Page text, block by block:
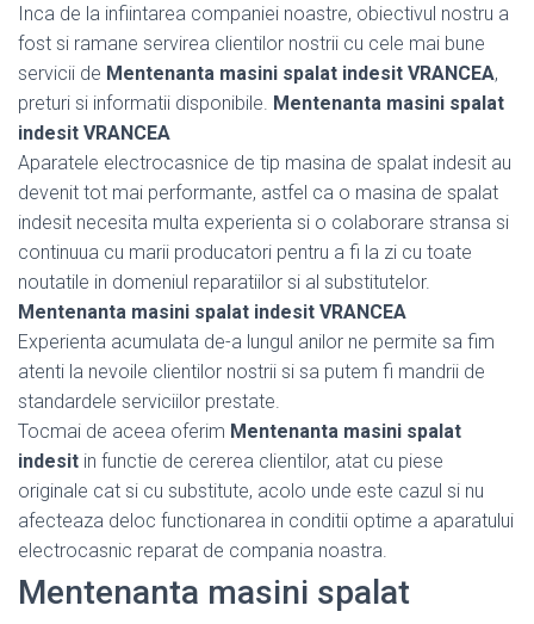
Inca de la infiintarea companiei noastre, obiectivul nostru a
fost si ramane servirea clientilor nostrii cu cele mai bune
servicii de Mentenanta masini spalat indesit VRANCEA,
preturi si informatii disponibile. Mentenanta masini spalat
indesit VRANCEA
Aparatele electrocasnice de tip masina de spalat indesit au
devenit tot mai performante, astfel ca o masina de spalat
indesit necesita multa experienta si o colaborare stransa si
continuua cu marii producatori pentru a fi la zi cu toate
noutatile in domeniul reparatiilor si al substitutelor.
Mentenanta masini spalat indesit VRANCEA
Experienta acumulata de-a lungul anilor ne permite sa fim
atenti la nevoile clientilor nostrii si sa putem fi mandrii de
standardele serviciilor prestate.
Tocmai de aceea oferim Mentenanta masini spalat
indesit in functie de cererea clientilor, atat cu piese
originale cat si cu substitute, acolo unde este cazul si nu
afecteaza deloc functionarea in conditii optime a aparatului
electrocasnic reparat de compania noastra.
Mentenanta masini spalat